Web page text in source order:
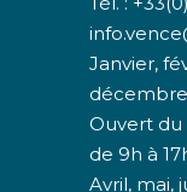
Janvier,
décembre
Ouvert du
de 9h à
Avril, mai,